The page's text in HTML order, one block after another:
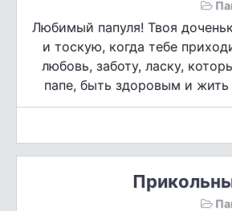
Любимый папуля! Твоя
и тоскую, когда тебе
любовь, заботу, ласку,
папе, быть здоровым и